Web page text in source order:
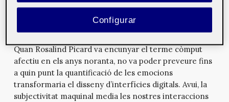
de les màquines i l’experiència
Quan Rosalind Picard va encunyar el terme còmput
afectiu en els anys noranta, no va poder preveure fins
a quin punt la quantificació de les emocions
transformaria el disseny d’interfícies digitals. Avui, la
subjectivitat maquinal media les nostres interaccions
Configurar